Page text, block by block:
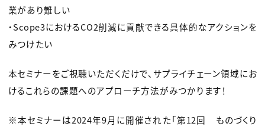
業があり難しい
・Scope3におけるCO2削減に貢献できる具体的なアクションを
みつけたい
本セミナーをご視聴いただくだけで、サプライチェーン領域にお
けるこれらの課題へのアプローチ方法がみつかります！
※本セミナーは2024年9月に開催された「第12回 ものづくり